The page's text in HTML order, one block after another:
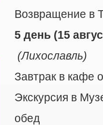
Возвращение в
5 день (15
(Лихославль)
Завтрак в кафе
Экскурсия в
обед